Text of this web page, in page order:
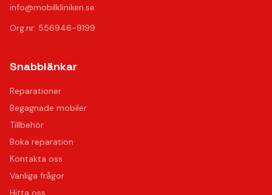
info@mobilkliniken.se
Org.nr: 556946-9199
Snabblänkar
Reparationer
Begagnade mobiler
Tillbehör
Boka reparation
Kontakta oss
Vanliga frågor
Hitta oss